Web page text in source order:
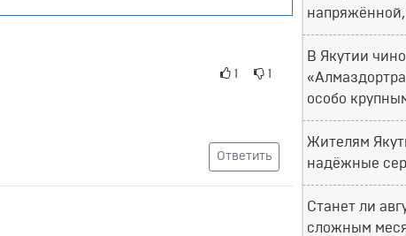
1 1
Ответить
В Якутии
особо
Жителям
надёжные
Станет ли
сложным